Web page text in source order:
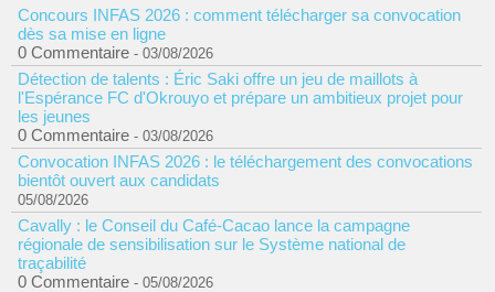
Concours INFAS 2026 : comment télécharger sa convocation
dès sa mise en ligne
0 Commentaire - 03/08/2026
Détection de talents : Éric Saki offre un jeu de maillots à
l'Espérance FC d'Okrouyo et prépare un ambitieux projet pour
les jeunes
0 Commentaire - 03/08/2026
Convocation INFAS 2026 : le téléchargement des convocations
bientôt ouvert aux candidats
05/08/2026
Cavally : le Conseil du Café-Cacao lance la campagne
régionale de sensibilisation sur le Système national de
traçabilité
0 Commentaire - 05/08/2026